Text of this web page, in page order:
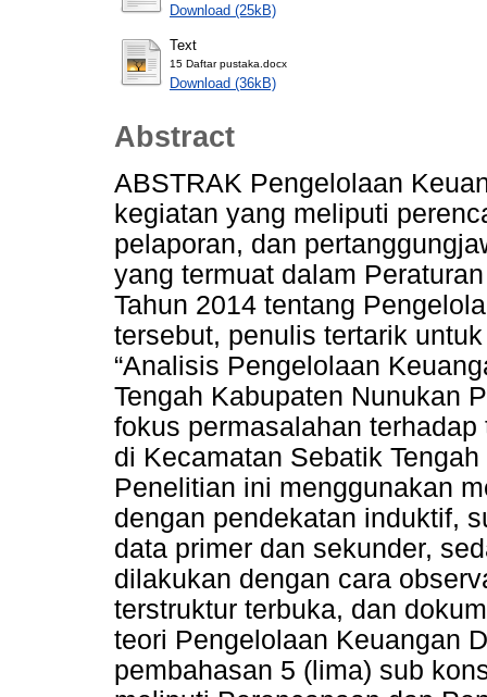
Download (25kB)
Text
15 Daftar pustaka.docx
Download (36kB)
Abstract
ABSTRAK Pengelolaan
kegiatan yang meliputi
pelaporan, dan
yang termuat dalam
Tahun 2014 tentang
tersebut, penulis tertarik
“Analisis Pengelolaan
Tengah Kabupaten Nunukan
fokus permasalahan
di Kecamatan Sebatik
Penelitian ini menggunakan
dengan pendekatan induktif,
data primer dan sekunder,
dilakukan dengan cara
terstruktur terbuka, dan
teori Pengelolaan Keuangan
pembahasan 5 (lima) sub